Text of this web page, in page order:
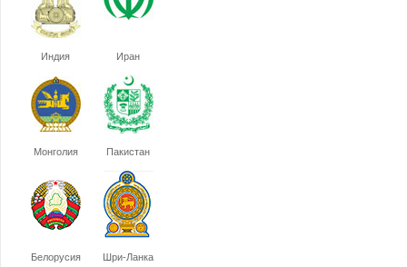
Индия Иран
Монголия Пакистан
Белорусия Шри-Ланка